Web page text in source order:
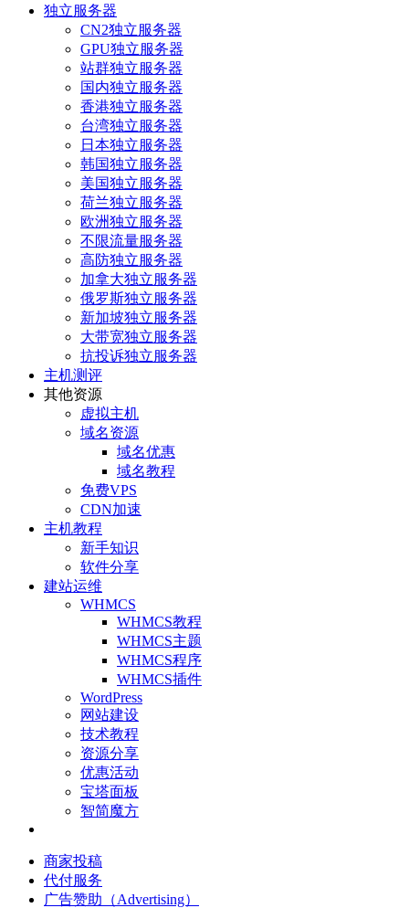
独立服务器
CN2独立服务器
GPU独立服务器
站群独立服务器
国内独立服务器
香港独立服务器
台湾独立服务器
日本独立服务器
韩国独立服务器
美国独立服务器
荷兰独立服务器
欧洲独立服务器
不限流量服务器
高防独立服务器
加拿大独立服务器
俄罗斯独立服务器
新加坡独立服务器
大带宽独立服务器
抗投诉独立服务器
主机测评
其他资源
虚拟主机
域名资源
域名优惠
域名教程
免费VPS
CDN加速
主机教程
新手知识
软件分享
建站运维
WHMCS
WHMCS教程
WHMCS主题
WHMCS程序
WHMCS插件
WordPress
网站建设
技术教程
资源分享
优惠活动
宝塔面板
智简魔方
商家投稿
代付服务
广告赞助（Advertising）